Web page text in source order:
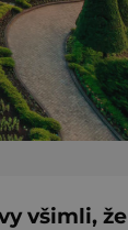
všimli, že